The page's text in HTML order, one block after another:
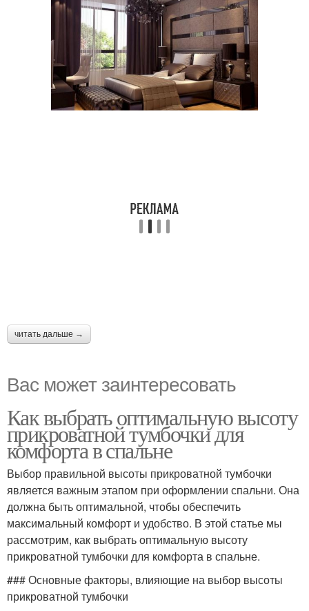
читать дальше →
Вас может заинтересовать
Как выбрать оптимальную высоту
прикроватной тумбочки для
комфорта в спальне
Выбор правильной высоты прикроватной тумбочки
является важным этапом при оформлении спальни. Она
должна быть оптимальной, чтобы обеспечить
максимальный комфорт и удобство. В этой статье мы
рассмотрим, как выбрать оптимальную высоту
прикроватной тумбочки для комфорта в спальне.
### Основные факторы, влияющие на выбор высоты
прикроватной тумбочки